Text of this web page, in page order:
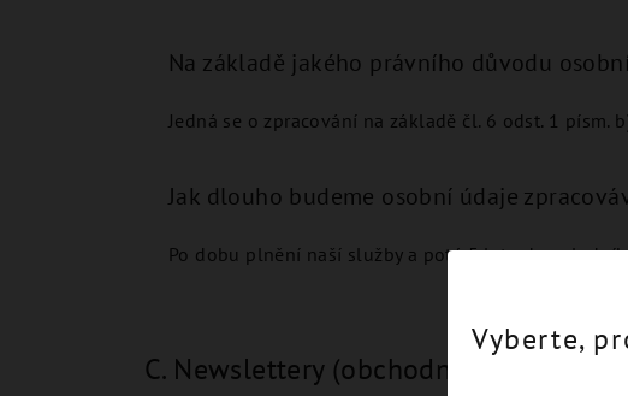
Na základě jakého právního důvodu
Jedná se o zpracování na základě čl. 6 odst. 1 písm.
Jak dlouho budeme osobní údaje
Po dobu plnění naší služby a poté 5 let od
C. Newslettery (obchodní sdělení)
Vyberte,